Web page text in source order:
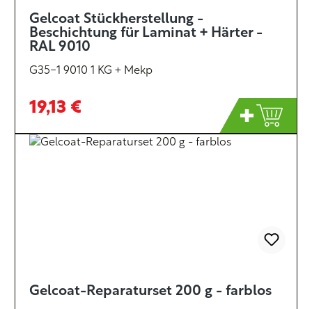
Gelcoat Stückherstellung -
Beschichtung für Laminat + Härter -
RAL 9010
G35-1 9010 1 KG + Mekp
19,13 €
Gelcoat-Reparaturset 200 g - farblos